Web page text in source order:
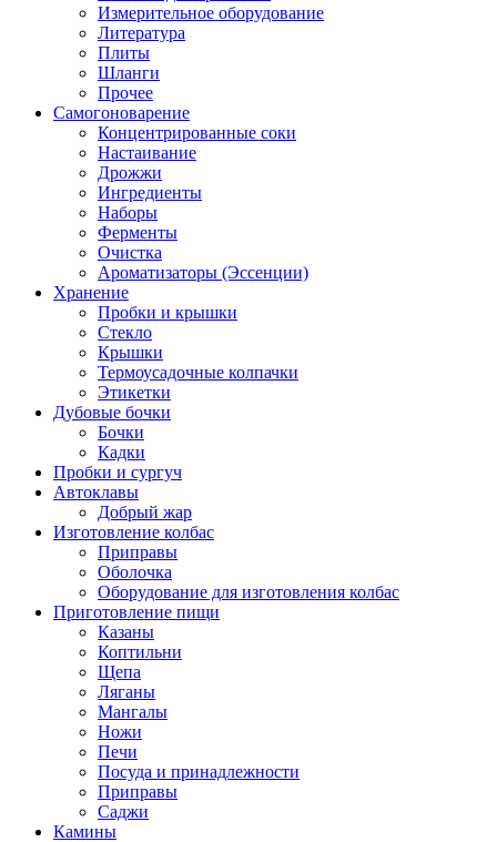
Измерительное оборудование
Литература
Плиты
Шланги
Прочее
Самогоноварение
Концентрированные соки
Настаивание
Дрожжи
Ингредиенты
Наборы
Ферменты
Очистка
Ароматизаторы (Эссенции)
Хранение
Пробки и крышки
Стекло
Крышки
Термоусадочные колпачки
Этикетки
Дубовые бочки
Бочки
Кадки
Пробки и сургуч
Автоклавы
Добрый жар
Изготовление колбас
Приправы
Оболочка
Оборудование для изготовления колбас
Приготовление пищи
Казаны
Коптильни
Щепа
Ляганы
Мангалы
Ножи
Печи
Посуда и принадлежности
Приправы
Саджи
Камины